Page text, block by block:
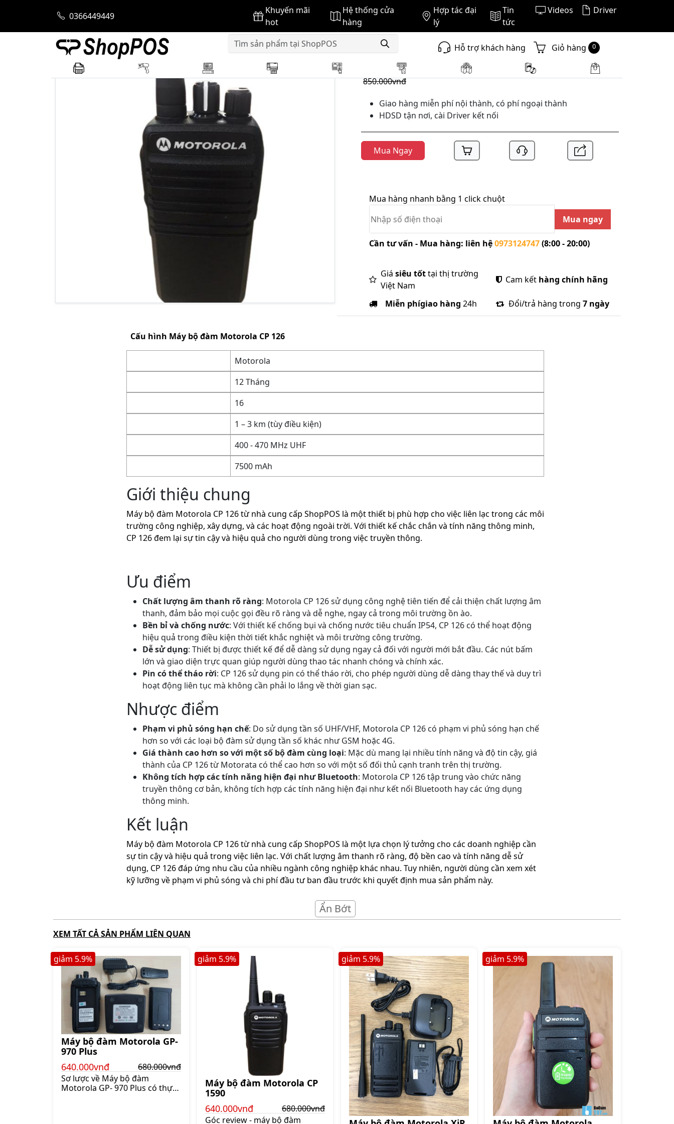
0366449449
Khuyến mãi
hot
Hệ thống cửa
hàng
Hợp tác đại
lý
Tin
tức
Videos Driver
Hỗ trợ khách hàng Giỏ hàng 0
Trang chủ Máy Bộ Đàm Máy bộ đàm Motorola CP 126
GIÁ BÁN :
810.000vnđ
850.000vnđ
Giao hàng miễn phí nội thành, có phí ngoại thành
HDSD tận nơi, cài Driver kết nối
Mua Ngay
Mua hàng nhanh bằng 1 click chuột
Mua ngay
Cần tư vấn - Mua hàng: liên hệ0973124747(8:00 - 20:00)
Giá siêu tốttại thị trường
Việt Nam
Cam kết hàng chính hãng
Miễn phígiao hàng 24h Đổi/trả hàng trong 7 ngày
Cấu hình Máy bộ đàm Motorola CP 126
Motorola
12 Tháng
16
1 – 3 km (tùy điều kiện)
400 - 470 MHz UHF
7500 mAh
Giới thiệu chung
Máy bộ đàm Motorola CP 126 từ nhà cung cấp ShopPOS là một thiết bị phù hợp cho việc liên lạc trong các môi
trường công nghiệp, xây dựng, và các hoạt động ngoài trời. Với thiết kế chắc chắn và tính năng thông minh,
CP 126 đem lại sự tin cậy và hiệu quả cho người dùng trong việc truyền thông.
Ưu điểm
Chất lượng âm thanh rõ ràng: Motorola CP 126 sử dụng công nghệ tiên tiến để cải thiện chất lượng âm
thanh, đảm bảo mọi cuộc gọi đều rõ ràng và dễ nghe, ngay cả trong môi trường ồn ào.
Bền bỉ và chống nước: Với thiết kế chống bụi và chống nước tiêu chuẩn IP54, CP 126 có thể hoạt động
hiệu quả trong điều kiện thời tiết khắc nghiệt và môi trường công trường.
Dễ sử dụng: Thiết bị được thiết kế để dễ dàng sử dụng ngay cả đối với người mới bắt đầu. Các nút bấm
lớn và giao diện trực quan giúp người dùng thao tác nhanh chóng và chính xác.
Pin có thể tháo rời: CP 126 sử dụng pin có thể tháo rời, cho phép người dùng dễ dàng thay thế và duy trì
hoạt động liên tục mà không cần phải lo lắng về thời gian sạc.
Nhược điểm
Phạm vi phủ sóng hạn chế: Do sử dụng tần số UHF/VHF, Motorola CP 126 có phạm vi phủ sóng hạn chế
hơn so với các loại bộ đàm sử dụng tần số khác như GSM hoặc 4G.
Giá thành cao hơn so với một số bộ đàm cùng loại: Mặc dù mang lại nhiều tính năng và độ tin cậy, giá
thành của CP 126 từ Motorata có thể cao hơn so với một số đối thủ cạnh tranh trên thị trường.
Không tích hợp các tính năng hiện đại như Bluetooth: Motorola CP 126 tập trung vào chức năng
truyền thông cơ bản, không tích hợp các tính năng hiện đại như kết nối Bluetooth hay các ứng dụng
thông minh.
Kết luận
Máy bộ đàm Motorola CP 126 từ nhà cung cấp ShopPOS là một lựa chọn lý tưởng cho các doanh nghiệp cần
sự tin cậy và hiệu quả trong việc liên lạc. Với chất lượng âm thanh rõ ràng, độ bền cao và tính năng dễ sử
dụng, CP 126 đáp ứng nhu cầu của nhiều ngành công nghiệp khác nhau. Tuy nhiên, người dùng cần xem xét
kỹ lưỡng về phạm vi phủ sóng và chi phí đầu tư ban đầu trước khi quyết định mua sản phẩm này.
Ẩn Bớt
XEM TẤT CẢ SẢN PHẨM LIÊN QUAN
Máy bộ đàm Motorola GP-
970 Plus
640.000vnđ
680.000vnđ
Sơ lược về Máy bộ đàm
Motorola GP- 970 Plus có thực
giảm 5.9%
Máy bộ đàm Motorola CP
1590
640.000vnđ
680.000vnđ
Góc review - máy bộ đàm
giảm 5.9% giảm 5.9% giảm 5.9%